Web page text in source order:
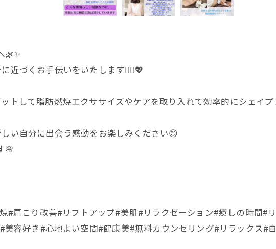
🌿✨
近づくお手伝いをいたします💆‍♀️💖
トして脂肪燃焼エクササイズやケアを取り入れて効率的にシェイプ
い自分に出会う感動をお楽しみください😊
🌸
#肩こり改善#リフトアップ#美肌#リラクゼーション#癒しの時間#
容好き#心地よい空間#健康美#無料カウンセリング#リラックス#